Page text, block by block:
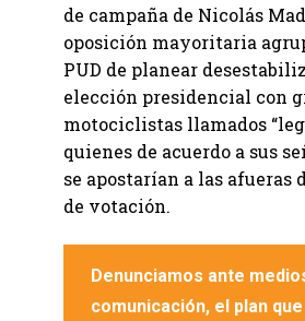
de campaña de Nicolás
oposición mayoritaria
PUD de planear
elección presidencial con
motociclistas llamados
quienes de acuerdo a sus
se apostarían a las afueras
de votación.
Denunciamos ante
comunicación, el plan